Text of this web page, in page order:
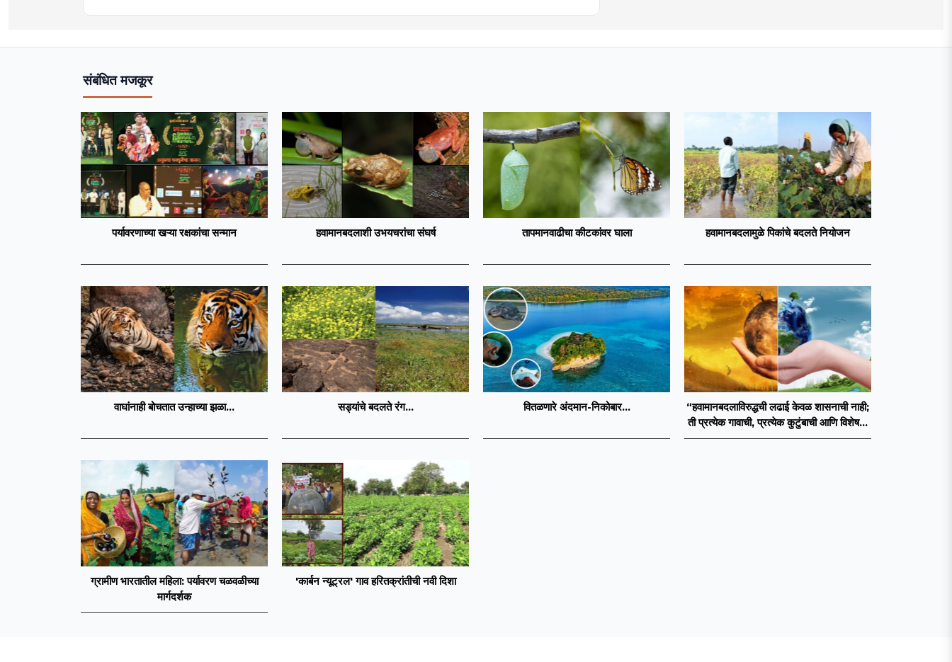
संबंधित मजकूर
पर्यावरणाच्या खऱ्या रक्षकांचा सन्मान हवामानबदलाशी उभयचरांचा संघर्ष तापमानवाढीचा कीटकांवर घाला हवामानबदलामुळे पिकांचे बदलते नियोजन
वाघांनाही बोचतात उन्हाच्या झळा... सड्यांचे बदलते रंग... वितळणारे अंदमान-निकोबार...
“हवामानबदलाविरुद्धची लढाई केवळ शासनाची नाही;
ती प्रत्येक गावाची, प्रत्येक कुटुंबाची आणि विशेषतः
प्रत्येक युवकाची जबाबदारी आहे.
ग्रामीण भारतातील महिला: पर्यावरण चळवळीच्या
मार्गदर्शक
'कार्बन न्यूट्रल' गाव हरितक्रांतीची नवी दिशा